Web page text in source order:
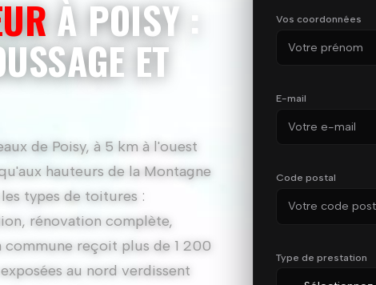
À POISY :
ET
de Poisy, à 5 km à l'ouest
hauteurs de la Montagne
types de toitures :
rénovation complète,
reçoit plus de 1 200
au nord verdissent
Vos coordonnées
E-mail
Code postal
Type de prestation